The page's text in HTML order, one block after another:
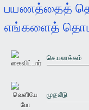
பயணத்தைத்
எங்களைத்
செயலாக்கம்
முதலீடு